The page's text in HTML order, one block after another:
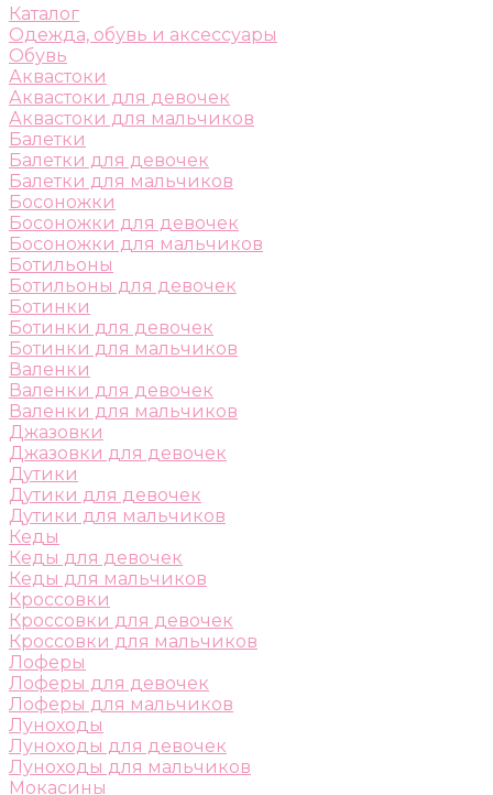
Каталог
Одежда, обувь и аксессуары
Обувь
Аквастоки
Аквастоки для девочек
Аквастоки для мальчиков
Балетки
Балетки для девочек
Балетки для мальчиков
Босоножки
Босоножки для девочек
Босоножки для мальчиков
Ботильоны
Ботильоны для девочек
Ботинки
Ботинки для девочек
Ботинки для мальчиков
Валенки
Валенки для девочек
Валенки для мальчиков
Джазовки
Джазовки для девочек
Дутики
Дутики для девочек
Дутики для мальчиков
Кеды
Кеды для девочек
Кеды для мальчиков
Кроссовки
Кроссовки для девочек
Кроссовки для мальчиков
Лоферы
Лоферы для девочек
Лоферы для мальчиков
Луноходы
Луноходы для девочек
Луноходы для мальчиков
Мокасины